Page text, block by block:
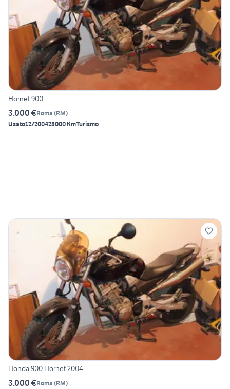
Hornet 900
3.000 €Roma (RM)
Usato12/200428000 KmTurismo
Honda 900 Hornet 2004
3.000 €Roma (RM)